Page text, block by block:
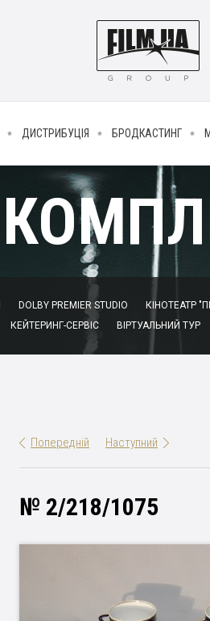
ДИСТРИБУЦІЯ БРОДКАСТИНГ
DOLBY PREMIER STUDIO КІНОТЕАТР
КЕЙТЕРИНГ-СЕРВІС ВІРТУАЛЬНИЙ ТУР
Попередній Наступний
№ 2/218/1075